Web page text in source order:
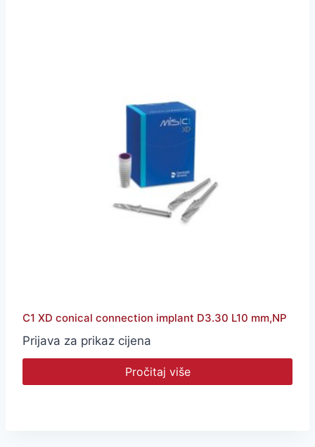
C1 XD conical connection implant D3.30 L10 mm,NP
Prijava za prikaz cijena
Pročitaj više